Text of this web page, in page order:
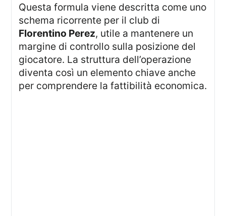
Questa formula viene descritta come uno
schema ricorrente per il club di
Florentino Perez, utile a mantenere un
margine di controllo sulla posizione del
giocatore. La struttura dell’operazione
diventa così un elemento chiave anche
per comprendere la fattibilità economica.